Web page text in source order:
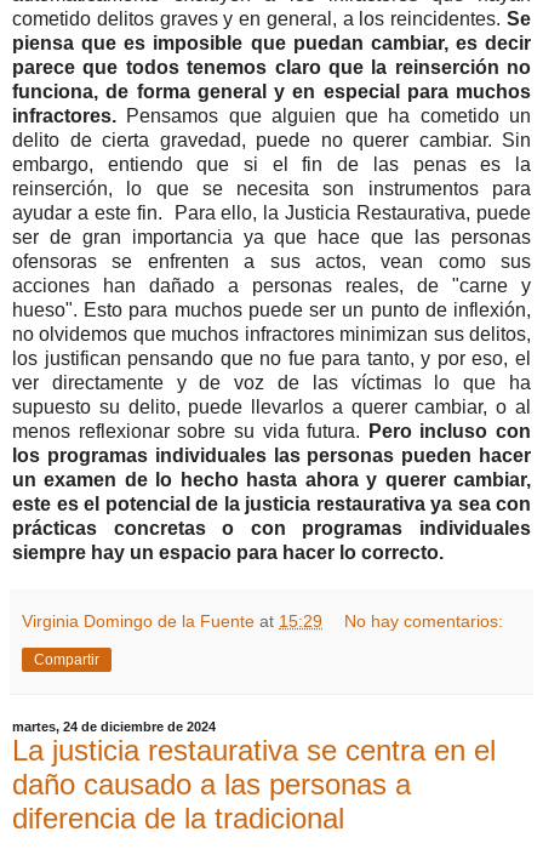
cometido delitos graves y en general, a los reincidentes. Se
piensa que es imposible que puedan cambiar, es decir
parece que todos tenemos claro que la reinserción no
funciona, de forma general y en especial para muchos
infractores. Pensamos que alguien que ha cometido un
delito de cierta gravedad, puede no querer cambiar. Sin
embargo, entiendo que si el fin de las penas es la
reinserción, lo que se necesita son instrumentos para
ayudar a este fin. Para ello, la Justicia Restaurativa, puede
ser de gran importancia ya que hace que las personas
ofensoras se enfrenten a sus actos, vean como sus
acciones han dañado a personas reales, de "carne y
hueso". Esto para muchos puede ser un punto de inflexión,
no olvidemos que muchos infractores minimizan sus delitos,
los justifican pensando que no fue para tanto, y por eso, el
ver directamente y de voz de las víctimas lo que ha
supuesto su delito, puede llevarlos a querer cambiar, o al
menos reflexionar sobre su vida futura.
Pero incluso con
los programas individuales las personas pueden hacer
un examen de lo hecho hasta ahora y querer cambiar,
este es el potencial de la justicia restaurativa ya sea con
prácticas concretas o con programas individuales
siempre hay un espacio para hacer lo correcto.
Virginia Domingo de la Fuente at 15:29 No hay comentarios:
Compartir
martes, 24 de diciembre de 2024
La justicia restaurativa se centra en el
daño causado a las personas a
diferencia de la tradicional